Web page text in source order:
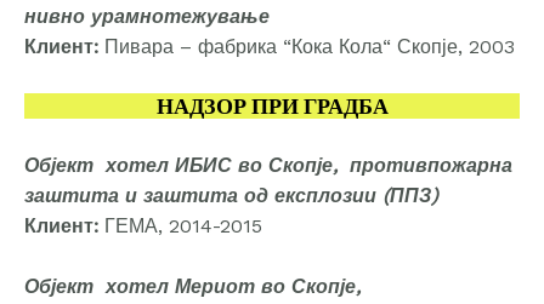
нивно урамнотежување
Клиент: Пивара – фабрика “Кока Кола“ Скопје, 2003
НАДЗОР ПРИ ГРАДБА
Објект хотел ИБИС во Скопје, противпожарна
заштита и заштита од експлозии (ППЗ)
Клиент: ГЕМА, 2014-2015
Објект хотел Мериот во Скопје,